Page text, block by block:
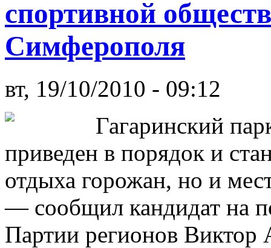
спортивной
Симферополя
вт, 19/10/2010 - 09:12
Гагаринский
приведен в порядок и
отдыха горожан, но и
— сообщил кандидат на
Партии регионов Виктор